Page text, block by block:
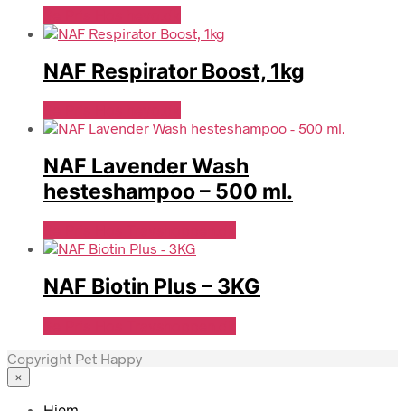
NAF Respirator Boost, 1kg
NAF Lavender Wash
hesteshampoo – 500 ml.
NAF Biotin Plus – 3KG
Copyright Pet Happy
×